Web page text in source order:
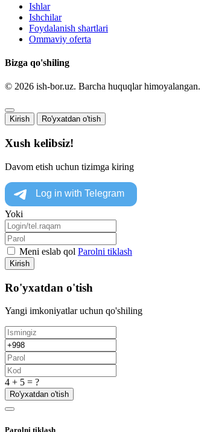
Ishlar
Ishchilar
Foydalanish shartlari
Ommaviy oferta
Bizga qo'shiling
© 2026 ish-bor.uz. Barcha huquqlar himoyalangan.
Kirish Ro'yxatdan o'tish
Xush kelibsiz!
Davom etish uchun tizimga kiring
Yoki
Meni eslab qol Parolni tiklash
Kirish
Ro'yxatdan o'tish
Yangi imkoniyatlar uchun qo'shiling
4 + 5 = ?
Ro'yxatdan o'tish
Parolni tiklash